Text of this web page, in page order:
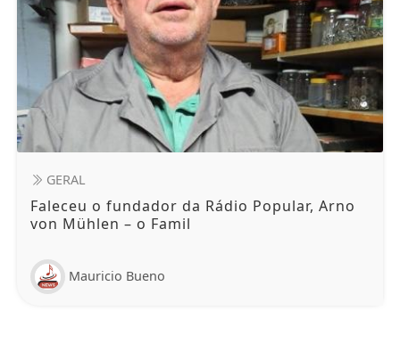
GERAL
Faleceu o fundador da Rádio Popular, Arno
von Mühlen – o Famil
Mauricio Bueno